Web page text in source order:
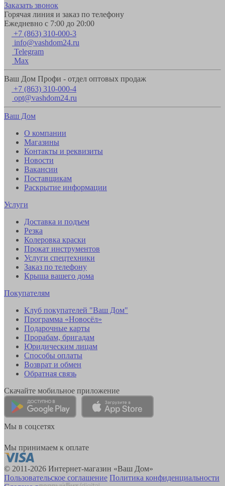
Заказать звонок
Горячая линия и заказ по телефону
Ежедневно с 7:00 до 20:00
+7 (863) 310-000-3
info@vashdom24.ru
Telegram
Max
Ваш Дом Профи - отдел оптовых продаж
+7 (863) 310-000-4
opt@vashdom24.ru
Ваш Дом
О компании
Магазины
Контакты и реквизиты
Новости
Вакансии
Поставщикам
Раскрытие информации
Услуги
Доставка и подъем
Резка
Колеровка краски
Прокат инструментов
Услуги спецтехники
Заказ по телефону
Крыша вашего дома
Покупателям
Клуб покупателей "Ваш Дом"
Программа «Новосёл»
Подарочные карты
Прорабам, бригадам
Юридическим лицам
Способы оплаты
Возврат и обмен
Обратная связь
Скачайте мобильное приложение
Мы в соцсетях
Мы принимаем к оплате
© 2011-2026 Интернет-магазин «Ваш Дом»
Пользовательское соглашение Политика конфиденциальности